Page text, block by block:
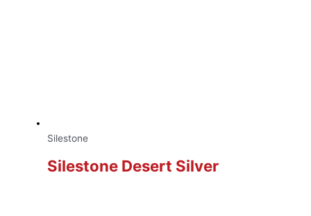
Silestone
Silestone Desert Silver